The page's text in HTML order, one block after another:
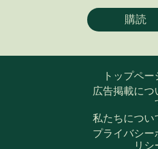
トップペー
広告掲載につ
私たちについ
プライバシー
リシ